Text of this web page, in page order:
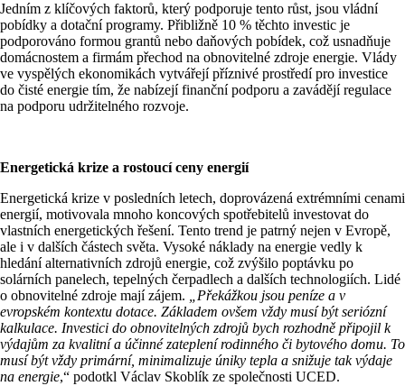
Jedním z klíčových faktorů, který podporuje tento růst, jsou vládní
pobídky a dotační programy. Přibližně 10 % těchto investic je
podporováno formou grantů nebo daňových pobídek, což usnadňuje
domácnostem a firmám přechod na obnovitelné zdroje energie. Vlády
ve vyspělých ekonomikách vytvářejí příznivé prostředí pro investice
do čisté energie tím, že nabízejí finanční podporu a zavádějí regulace
na podporu udržitelného rozvoje​.
Energetická krize a rostoucí ceny energií
Energetická krize v posledních letech, doprovázená extrémními cenami
energií, motivovala mnoho koncových spotřebitelů investovat do
vlastních energetických řešení. Tento trend je patrný nejen v Evropě,
ale i v dalších částech světa. Vysoké náklady na energie vedly k
hledání alternativních zdrojů energie, což zvýšilo poptávku po
solárních panelech, tepelných čerpadlech a dalších technologiích. Lidé
o obnovitelné zdroje mají zájem.
„Překážkou jsou peníze a v
evropském kontextu dotace. Základem ovšem vždy musí být seriózní
kalkulace. Investici do obnovitelných zdrojů bych rozhodně připojil k
výdajům za kvalitní a účinné zateplení rodinného či bytového domu. To
musí být vždy primární, minimalizuje úniky tepla a snižuje tak výdaje
na energie,“ podotkl Václav Skoblík ze společnosti UCED.